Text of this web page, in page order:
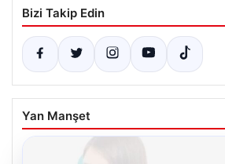
Bizi Takip Edin
Yan Manşet